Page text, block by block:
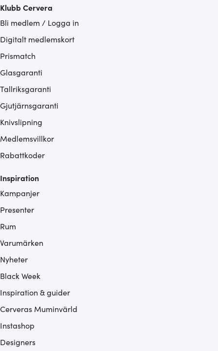
Klubb Cervera
Bli medlem / Logga in
Digitalt medlemskort
Prismatch
Glasgaranti
Tallriksgaranti
Gjutjärnsgaranti
Knivslipning
Medlemsvillkor
Rabattkoder
Inspiration
Kampanjer
Presenter
Rum
Varumärken
Nyheter
Black Week
Inspiration & guider
Cerveras Muminvärld
Instashop
Designers